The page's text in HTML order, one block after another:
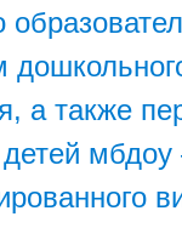
а также
мбдоу